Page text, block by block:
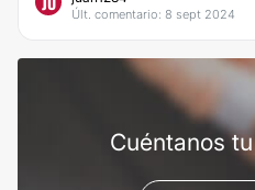
Últ. comentario: 8 sept 2024
Cuéntanos